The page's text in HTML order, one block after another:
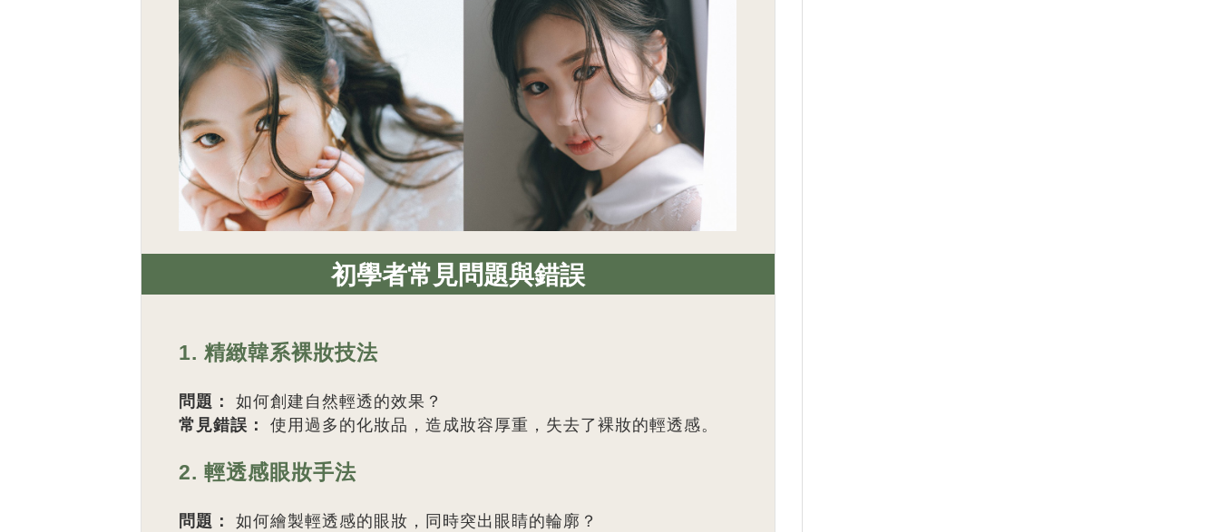
初學者常見問題與錯誤
1. 精緻韓系裸妝技法
問題：
如何創建自然輕透的效果？
常見錯誤：
使用過多的化妝品，造成妝容厚重，失去了裸妝的輕透感。
2. 輕透感眼妝手法
問題：如何繪製輕透感的眼妝，同時突出眼睛的輪廓？